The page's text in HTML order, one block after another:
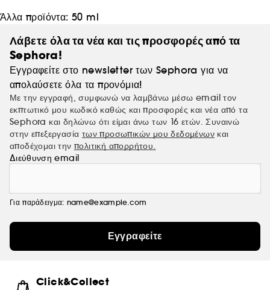
Άλλα προϊόντα: 50 ml
Λάβετε όλα τα νέα και τις προσφορές από τα
Sephora!
Εγγραφείτε στο newsletter των Sephora για να
απολαύσετε όλα τα προνόμια!
Με την εγγραφή, συμφωνώ να λαμβάνω μέσω email τον
εκπτωτικό μου κωδικό καθώς και προσφορές και νέα από τα
Sephora και δηλώνω ότι είμαι άνω των 16 ετών. Συναινώ
στην επεξεργασία των προσωπικών μου δεδομένων και
αποδέχομαι την πολιτική απορρήτου.
Διεύθυνση email
Για παράδειγμα: name@example.com
Εγγραφείτε
Click&Collect